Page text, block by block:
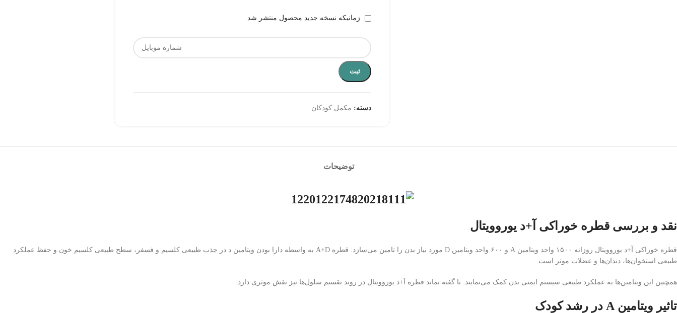
زمانیکه نسخه جدید محصول منتشر شد
ثبت
دسته: مکمل کودکان
توضیحات
نقد و بررسی قطره خوراکی آ+د یوروویتال
قطره خوراکی آ+د یوروویتال روزانه ۱۵۰۰ واحد ویتامین A و ۶۰۰ واحد ویتامین D مورد نیاز بدن را تامین می‌سازد. قطره A+D به واسطه دارا بودن ویتامین د در جذب طبیعی کلسیم و فسفر، سطح طبیعی کلسیم خون و حفظ عملکرد
طبیعی استخوان‌ها، دندان‌ها و عضلات موثر است.
همچنین این ویتامین‌ها به عملکرد طبیعی سیستم ایمنی بدن کمک می‌نمایند. نا گفته نماند قطره آ+د یوروویتال در روند تقسیم سلول‌ها نیز نقش موثری دارد.
تاثیر ویتامین A در رشد کودک